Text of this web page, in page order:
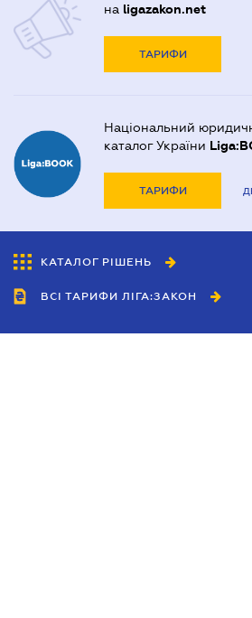
на ligazakon.net
ТАРИФИ
Національний
каталог України
ТАРИФИ
КАТАЛОГ РІШЕНЬ
ВСІ ТАРИФИ ЛІГА:ЗАКОН